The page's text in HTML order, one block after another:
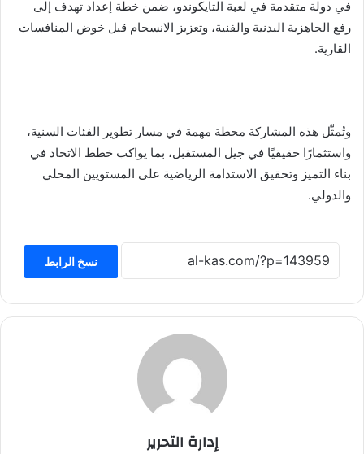
في دولة متقدمة في لعبة التايكوندو، ضمن خطة إعداد تهدف إلى
رفع الجاهزية البدنية والفنية، وتعزيز الانسجام قبل خوض المنافسات
القارية.
وتُمثّل هذه المشاركة محطة مهمة في مسار تطوير الفئات السنية،
واستثمارًا حقيقيًا في جيل المستقبل، بما يواكب خطط الاتحاد في
بناء التميز وتحقيق الاستدامة الرياضية على المستويين المحلي
والدولي.
نسخ الرابط
إدارة التحرير